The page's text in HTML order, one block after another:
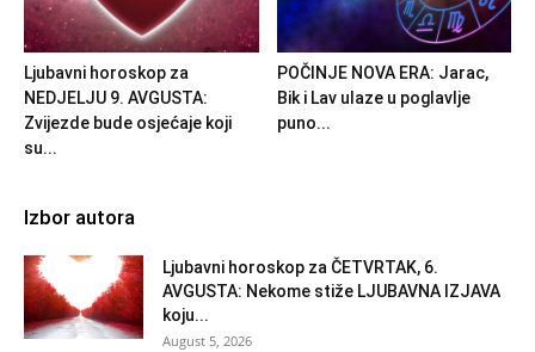
Ljubavni horoskop za
NEDJELJU 9. AVGUSTA:
Zvijezde bude osjećaje koji
su...
POČINJE NOVA ERA: Jarac,
Bik i Lav ulaze u poglavlje
puno...
Izbor autora
Ljubavni horoskop za ČETVRTAK, 6.
AVGUSTA: Nekome stiže LJUBAVNA IZJAVA
koju...
August 5, 2026